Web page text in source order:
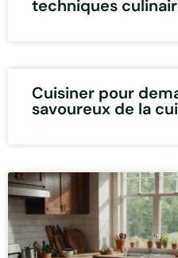
techniques
Cuisiner pour
savoureux de la